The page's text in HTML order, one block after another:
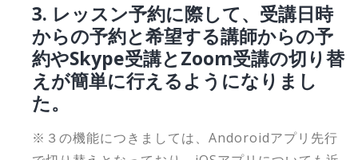
3. レッスン予約に際して、受講日時
からの予約と希望する講師からの予
約やSkype受講とZoom受講の切り替
えが簡単に行えるようになりまし
た。
※３の機能につきましては、Andoroidアプリ先行